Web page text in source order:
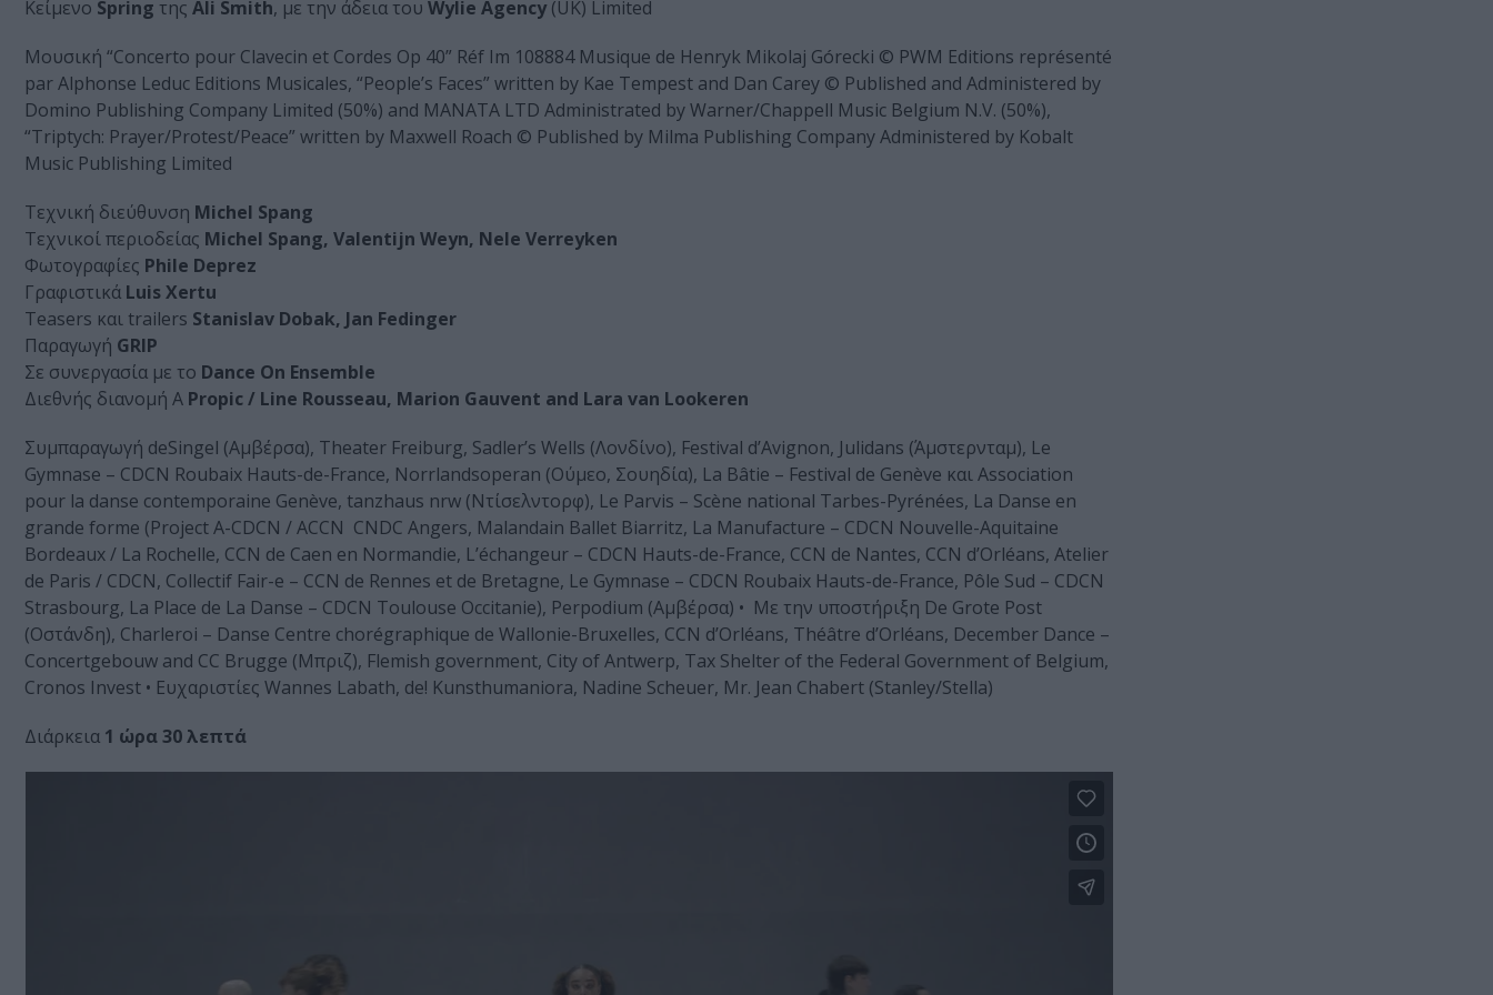
Κείμενο Spring της Ali Smith, με την άδεια του Wylie Agency (UK) Limited
Μουσική “Concerto pour Clavecin et Cordes Op 40” Réf Im 108884 Musique de Henryk Mikolaj Górecki © PWM Editions représenté
par Alphonse Leduc Editions Musicales, “People’s Faces” written by Kae Tempest and Dan Carey © Published and Administered by
Domino Publishing Company Limited (50%) and MANATA LTD Administrated by Warner/Chappell Music Belgium N.V. (50%),
“Triptych: Prayer/Protest/Peace” written by Maxwell Roach © Published by Milma Publishing Company Administered by Kobalt
Music Publishing Limited
Τεχνική διεύθυνση Michel Spang
Τεχνικοί περιοδείας Michel Spang, Valentijn Weyn, Nele Verreyken
Φωτογραφίες Phile Deprez
Γραφιστικά Luis Xertu
Teasers και trailers Stanislav Dobak, Jan Fedinger
Παραγωγή GRIP
Σε συνεργασία με το Dance On Ensemble
Διεθνής διανομή A Propic / Line Rousseau, Marion Gauvent and Lara van Lookeren
Συμπαραγωγή deSingel (Αμβέρσα), Theater Freiburg, Sadler’s Wells (Λονδίνο), Festival d’Avignon, Julidans (Άμστερνταμ), Le
Gymnase – CDCN Roubaix Hauts-de-France, Norrlandsoperan (Ούμεο, Σουηδία), La Bâtie – Festival de Genève και Association
pour la danse contemporaine Genève, tanzhaus nrw (Ντίσελντορφ), Le Parvis – Scène national Tarbes-Pyrénées, La Danse en
grande forme (Project A-CDCN / ACCN CNDC Angers, Malandain Ballet Biarritz, La Manufacture – CDCN Nouvelle-Aquitaine
Bordeaux / La Rochelle, CCN de Caen en Normandie, L’échangeur – CDCN Hauts-de-France, CCN de Nantes, CCN d’Orléans, Atelier
de Paris / CDCN, Collectif Fair-e – CCN de Rennes et de Bretagne, Le Gymnase – CDCN Roubaix Hauts-de-France, Pôle Sud – CDCN
Strasbourg, La Place de La Danse – CDCN Toulouse Occitanie), Perpodium (Αμβέρσα) • Με την υποστήριξη De Grote Post
(Οστάνδη), Charleroi – Danse Centre chorégraphique de Wallonie-Bruxelles, CCN d’Orléans, Théâtre d’Orléans, December Dance –
Concertgebouw and CC Brugge (Μπριζ), Flemish government, City of Antwerp, Tax Shelter of the Federal Government of Belgium,
Cronos Invest • Ευχαριστίες Wannes Labath, de! Kunsthumaniora, Nadine Scheuer, Mr. Jean Chabert (Stanley/Stella)
Διάρκεια 1 ώρα 30 λεπτά